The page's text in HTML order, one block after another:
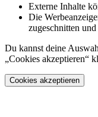
Externe Inhalte
Die
zugeschnitten
Du kannst deine
„Cookies akzeptieren“
Cookies akzeptieren